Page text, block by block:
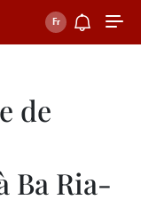
de
Ba Ria-